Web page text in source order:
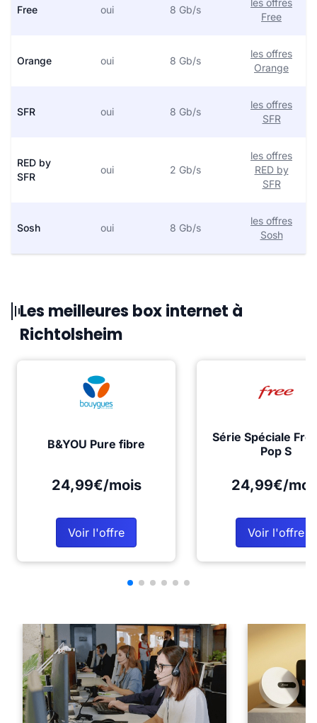
Free oui 8 Gb/s
les offres
Free
Orange oui 8 Gb/s
les offres
Orange
SFR oui 8 Gb/s
les offres
SFR
RED by
SFR
oui 2 Gb/s
les offres
RED by
SFR
Sosh oui 8 Gb/s
les offres
Sosh
Les meilleures box internet à
Richtolsheim
B&YOU Pure fibre
24,99€/mois
Voir l'offre
Série Spéciale
Pop S
24,99€/
Voir l'offre